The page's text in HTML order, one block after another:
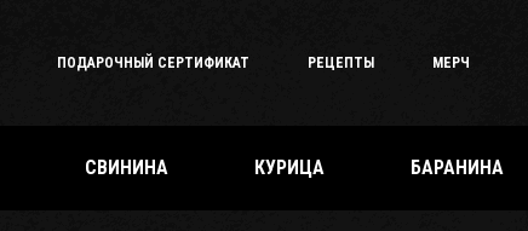
ПОДАРОЧНЫЙ СЕРТИФИКАТ РЕЦЕПТЫ МЕРЧ
СВИНИНА КУРИЦА БАРАНИНА